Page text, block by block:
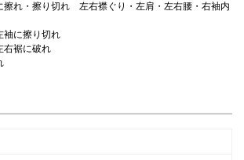
擦れ・擦り切れ 左右襟ぐり・左肩・左右腰・右袖内
に擦り切れ
右裾に破れ